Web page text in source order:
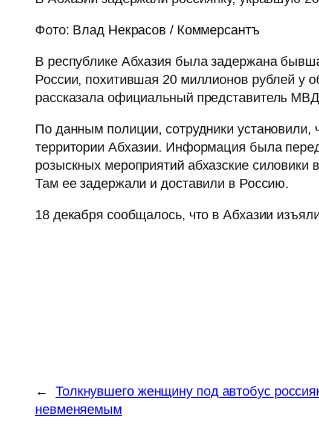
Фото: Влад Некрасов / Коммерсантъ
В республике Абхазия была задержана
России, похитившая 20 миллионов рублей у
рассказала официальный представитель
По данным полиции, сотрудники установили,
территории Абхазии. Информация была
розыскных мероприятий абхазские
Там ее задержали и доставили в Россию.
18 декабря сообщалось, что в Абхазии
←
Толкнувшего женщину под автобус
невменяемым